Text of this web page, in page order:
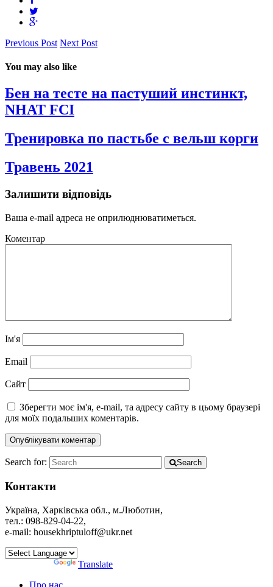
Previous Post Next Post
You may also like
Бен на тесте на пастуший инстинкт,
NHAT FCI
Тренировка по пастьбе с вельш корги
Травень 2021
Залишити відповідь
Ваша e-mail адреса не оприлюднюватиметься.
Коментар
Ім'я
Email
Сайт
Зберегти моє ім'я, e-mail, та адресу сайту в цьому браузері
для моїх подальших коментарів.
Search for: Search
Контакти
Україна, Харківська обл., м.Люботин,
тел.: 098-829-04-22,
e-mail: housekhriptuloff@ukr.net
Translate
Про нас